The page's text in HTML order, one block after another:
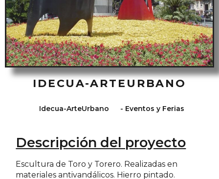
IDECUA-ARTEURBANO
Idecua-ArteUrbano - Eventos y Ferias
Descripción del proyecto
Escultura de Toro y Torero. Realizadas en
materiales antivandálicos. Hierro pintado.